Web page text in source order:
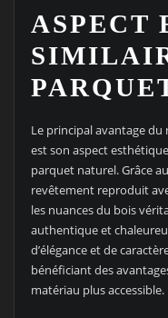
ASPECT
Le principal avantage
est son aspect
parquet naturel. Grâce
revêtement reproduit
les nuances du bois
authentique et
d’élégance et de
bénéficiant des
matériau plus accessible.